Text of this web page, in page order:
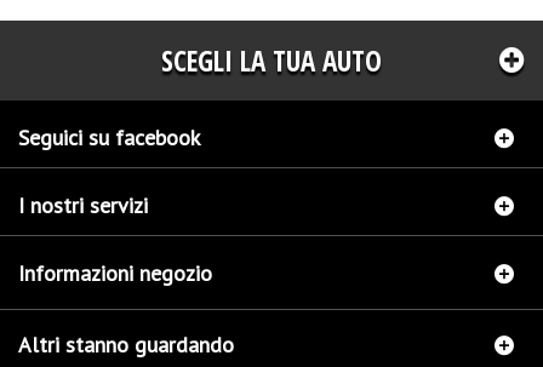
SCEGLI LA TUA AUTO
Seguici su facebook
I nostri servizi
Informazioni negozio
Altri stanno guardando